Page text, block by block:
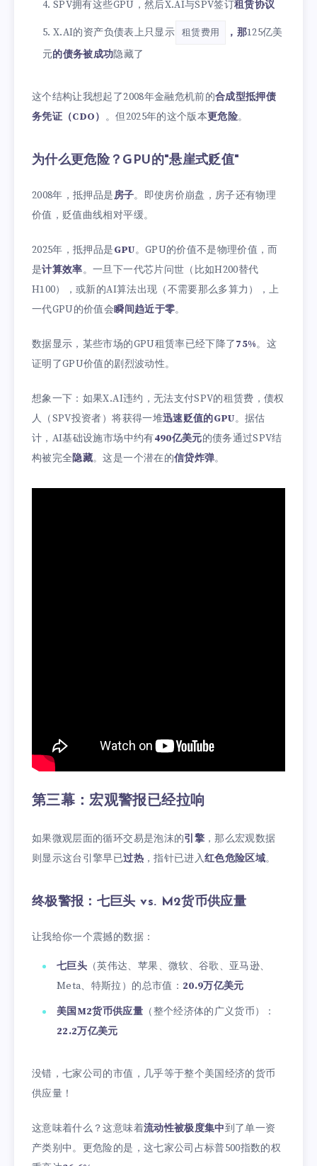
SPV拥有这些GPU，然后X.AI与SPV签订租赁协议
X.AI的资产负债表上只显示 租赁费用 ，那125亿美
元的债务被成功隐藏了
这个结构让我想起了2008年金融危机前的合成型抵押债
务凭证（CDO） 。但2025年的这个版本更危险。
为什么更危险？GPU的"悬崖式贬值"
2008年，抵押品是房子。即使房价崩盘，房子还有物理
价值，贬值曲线相对平缓。
2025年，抵押品是GPU。GPU的价值不是物理价值，而
是计算效率。一旦下一代芯片问世（比如H200替代
H100），或新的AI算法出现（不需要那么多算力），上
一代GPU的价值会瞬间趋近于零。
数据显示，某些市场的GPU租赁率已经下降了75%。这
证明了GPU价值的剧烈波动性。
想象一下：如果X.AI违约，无法支付SPV的租赁费，债权
人（SPV投资者）将获得一堆迅速贬值的GPU。据估
计，AI基础设施市场中约有490亿美元的债务通过SPV结
构被完全隐藏。这是一个潜在的信贷炸弹。
第三幕：宏观警报已经拉响
如果微观层面的循环交易是泡沫的引擎，那么宏观数据
则显示这台引擎早已过热，指针已进入红色危险区域。
终极警报：七巨头 vs. M2货币供应量
让我给你一个震撼的数据：
七巨头 （英伟达、苹果、微软、谷歌、亚马逊、
Meta、特斯拉）的总市值： 20.9万亿美元
美国M2货币供应量 （整个经济体的广义货币）：
22.2万亿美元
没错，七家公司的市值，几乎等于整个美国经济的货币
供应量！
这意味着什么？这意味着流动性被极度集中到了单一资
产类别中。更危险的是，这七家公司占标普500指数的权